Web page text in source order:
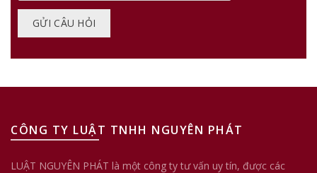
CÔNG TY LUẬT TNHH NGUYÊN PHÁT
LUẬT NGUYÊN PHÁT là một công ty tư vấn uy tín, được các